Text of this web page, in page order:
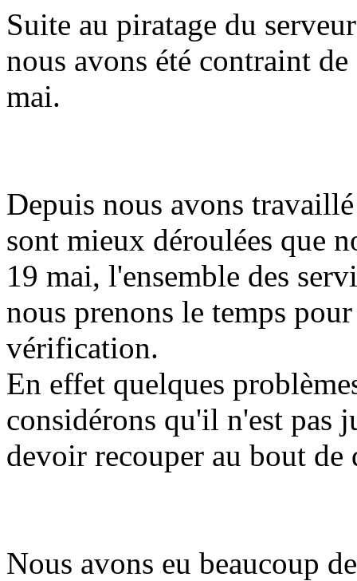
Suite au piratage du
nous avons été contraint
mai.
Depuis nous avons
sont mieux déroulées que
19 mai, l'ensemble des
nous prenons le temps
vérification.
En effet quelques
considérons qu'il n'est pas
devoir recouper au bout de
Nous avons eu beaucoup